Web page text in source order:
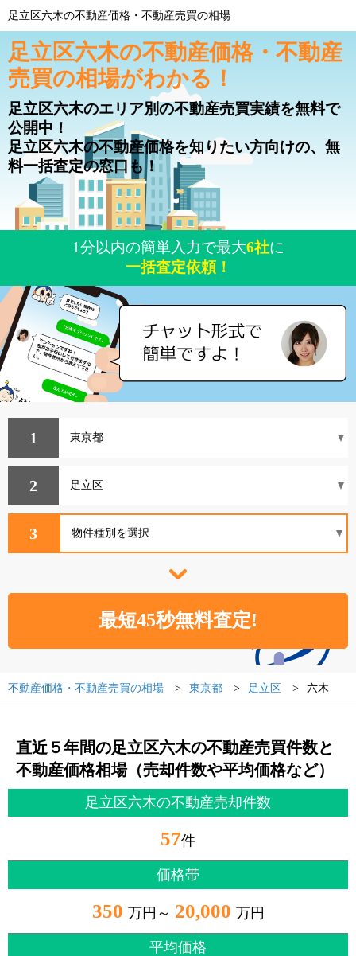
足立区六木の不動産価格・不動産売買の相場
足立区六木の不動産価格・不動産
売買の相場がわかる！
足立区六木のエリア別の不動産売買実績を無料で
公開中！
足立区六木の不動産価格を知りたい方向けの、無
料一括査定の窓口も！
1分以内の簡単入力で最大6社に
一括査定依頼！
1
2
3
不動産価格・不動産売買の相場 東京都 足立区 六木
直近５年間の足立区六木の不動産売買件数と
不動産価格相場（売却件数や平均価格など）
足立区六木の不動産売却件数
57件
価格帯
350 万円～ 20,000 万円
平均価格